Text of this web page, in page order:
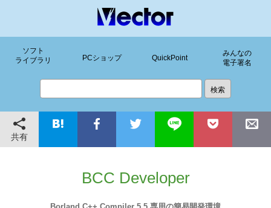
ソフト
ライブラリ
PCショップ QuickPoint
みんなの
電子署名
共有
BCC Developer